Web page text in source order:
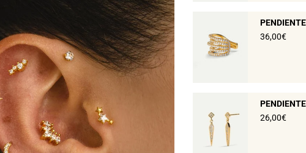
36,00€
26,00€